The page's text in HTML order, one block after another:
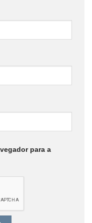
para a